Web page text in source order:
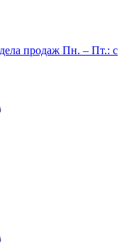
продаж Пн. – Пт.: с